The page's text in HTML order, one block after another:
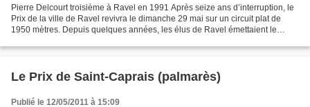
Pierre Delcourt troisième à Ravel en 1991 Après seize ans d’interruption, le
Prix de la ville de Ravel revivra le dimanche 29 mai sur un circuit plat de
1950 mètres. Depuis quelques années, les élus de Ravel émettaient le
Le Prix de Saint-Caprais (palmarès)
Publié le 12/05/2011 à 15:09